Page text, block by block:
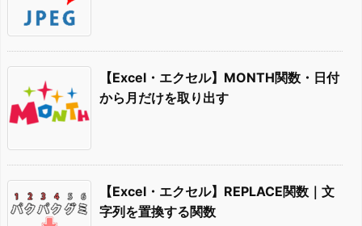
【Excel・エクセル】MONTH関数・日付
から月だけを取り出す
【Excel・エクセル】REPLACE関数｜文
字列を置換する関数